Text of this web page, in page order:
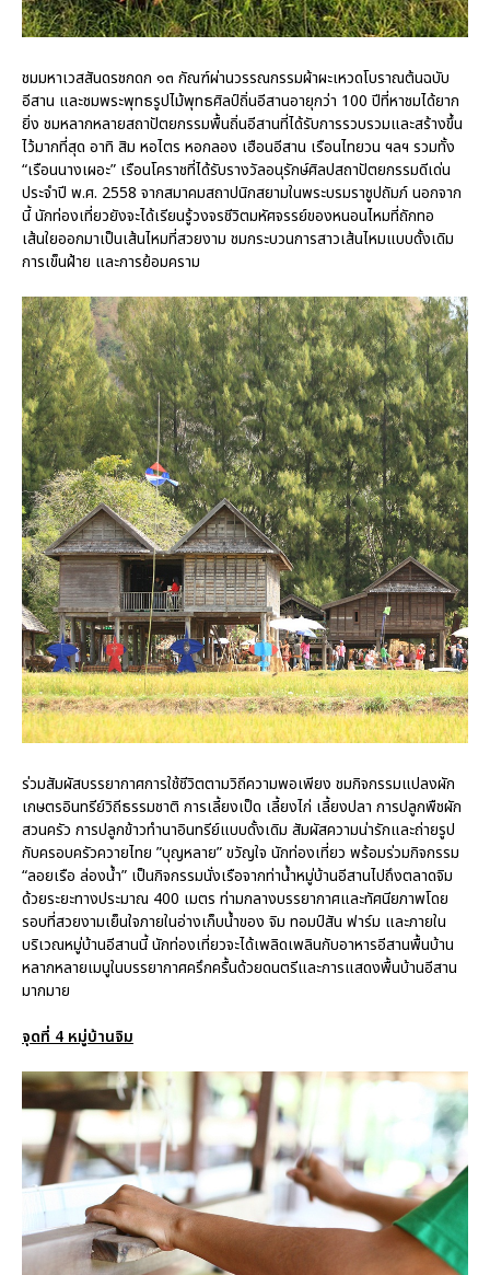
ชมมหาเวสสันดรชกดก ๑๓ กัณฑ์ผ่านวรรณกรรมผ้าผะเหวดโบราณต้นฉบับ
อีสาน และชมพระพุทธรูปไม้พุทธศิลป์ถิ่นอีสานอายุกว่า 100 ปีที่หาชมได้ยาก
ยิ่ง ชมหลากหลายสถาปัตยกรรมพื้นถิ่นอีสานที่ได้รับการรวบรวมและสร้างขึ้น
ไว้มากที่สุด อาทิ สิม หอไตร หอกลอง เฮือนอีสาน เรือนไทยวน ฯลฯ รวมทั้ง
“เรือนนางเผอะ” เรือนโคราชที่ได้รับรางวัลอนุรักษ์ศิลปสถาปัตยกรรมดีเด่น
ประจำปี พ.ศ. 2558 จากสมาคมสถาปนิกสยามในพระบรมราชูปถัมภ์ นอกจาก
นี้ นักท่องเที่ยวยังจะได้เรียนรู้วงจรชีวิตมหัศจรรย์ของหนอนไหมที่ถักทอ
เส้นใยออกมาเป็นเส้นไหมที่สวยงาม ชมกระบวนการสาวเส้นไหมแบบดั้งเดิม
การเข็นฝ้าย และการย้อมคราม
ร่วมสัมผัสบรรยากาศการใช้ชีวิตตามวิถีความพอเพียง ชมกิจกรรมแปลงผัก
เกษตรอินทรีย์วิถีธรรมชาติ การเลี้ยงเป็ด เลี้ยงไก่ เลี้ยงปลา การปลูกพืชผัก
สวนครัว การปลูกข้าวทำนาอินทรีย์แบบดั้งเดิม สัมผัสความน่ารักและถ่ายรูป
กับครอบครัวควายไทย ”บุญหลาย” ขวัญใจ นักท่องเที่ยว พร้อมร่วมกิจกรรม
“ลอยเรือ ล่องน้ำ” เป็นกิจกรรมนั่งเรือจากท่าน้ำหมู่บ้านอีสานไปถึงตลาดจิม
ด้วยระยะทางประมาณ 400 เมตร ท่ามกลางบรรยากาศและทัศนียภาพโดย
รอบที่สวยงามเย็นใจภายในอ่างเก็บน้ำของ จิม ทอมป์สัน ฟาร์ม และภายใน
บริเวณหมู่บ้านอีสานนี้ นักท่องเที่ยวจะได้เพลิดเพลินกับอาหารอีสานพื้นบ้าน
หลากหลายเมนูในบรรยากาศครึกครื้นด้วยดนตรีและการแสดงพื้นบ้านอีสาน
มากมาย
จุดที่ 4 หมู่บ้านจิม